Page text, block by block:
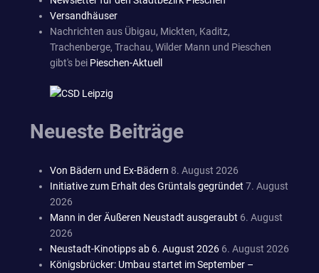
Versandhäuser
Nachrichten aus Übigau, Mickten, Kaditz,
Trachenberge, Trachau, Wilder Mann und Pieschen
gibt's bei Pieschen-Aktuell
Neueste Beiträge
Von Bädern und Ex-Bädern 8. August 2026
Initiative zum Erhalt des Grüntals gegründet 7. August
2026
Mann in der Äußeren Neustadt ausgeraubt 6. August
2026
Neustadt-Kinotipps ab 6. August 2026 6. August 2026
Königsbrücker: Umbau startet im September –